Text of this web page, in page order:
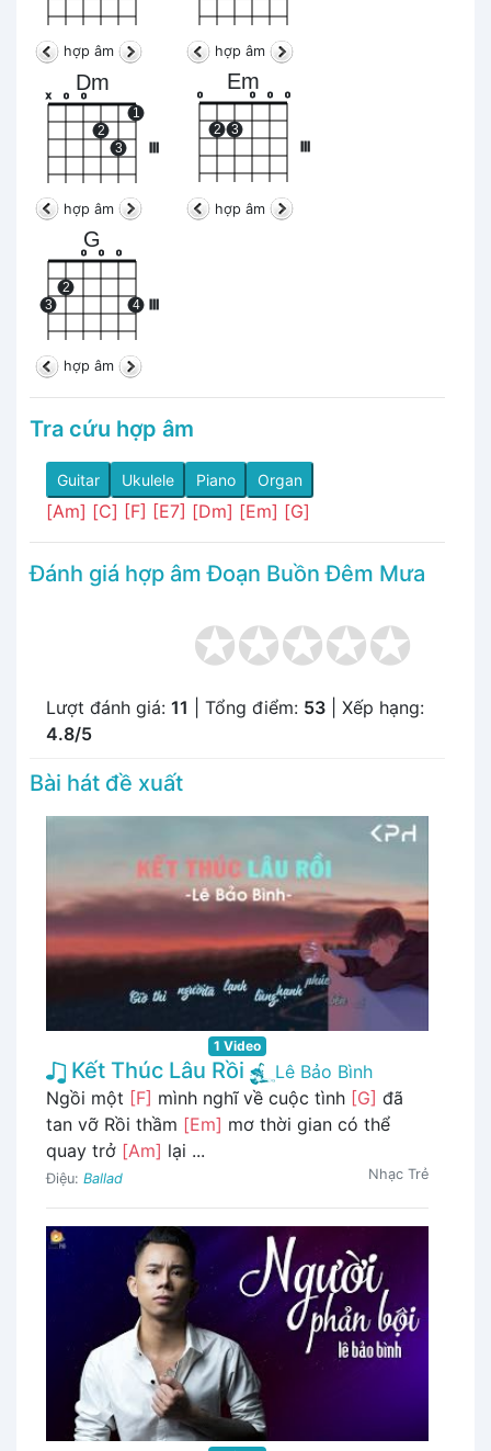
hợp âm hợp âm
Dm
III
x o o
2
3
1
hợp âm
Em
o
2 3
o o o
hợp âm
G
III
3
2
o o o
4
hợp âm
Tra cứu hợp âm
Guitar Ukulele Piano Organ
[Am] [C] [F] [E7] [Dm] [Em] [G]
Đánh giá hợp âm Đoạn Buồn Đêm Mưa
Lượt đánh giá: 11 | Tổng điểm: 53 | Xếp hạng:
4.8/5
Bài hát đề xuất
1 Video
Kết Thúc Lâu Rồi
Lê Bảo Bình
Ngồi một [F] mình nghĩ về cuộc tình [G] đã
tan vỡ Rồi thầm [Em] mơ thời gian có thể
quay trở [Am] lại ...
Điệu: Ballad Nhạc Trẻ